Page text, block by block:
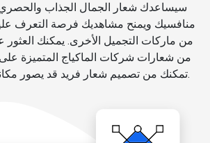
سيساعدك شعار الجمال الجذاب
منافسيك ويمنح مشاهديك فرصة التعرف
من ماركات التجميل الأخرى. يمكنك
من شعارات شركات الماكياج المتميزة
تمكنك من تصميم شعار فريد قد يصور مكانة علامتك التجارية.